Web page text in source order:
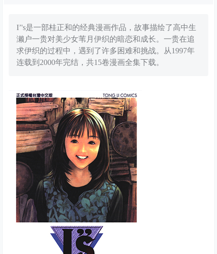
I’'s是一部桂正和的经典漫画作品，故事描绘了高中生
濑户一贵对美少女苇月伊织的暗恋和成长。一贵在追
求伊织的过程中，遇到了许多困难和挑战。从1997年
连载到2000年完结，共15卷漫画全集下载。